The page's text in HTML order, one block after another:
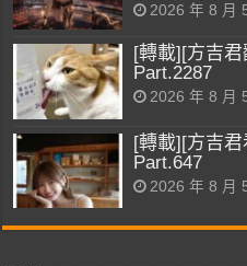
2026 年 8 月
[轉載][方吉
Part.2287
2026 年 8 月
[轉載][方吉
Part.647
2026 年 8 月